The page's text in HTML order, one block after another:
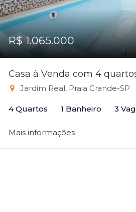
R$ 1.065.000
Casa à Venda com 4
Jardim Real, Praia Grande-SP
4 Quartos 1 Banheiro 3
Mais informações